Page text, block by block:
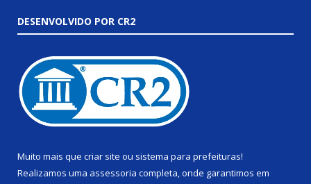
DESENVOLVIDO POR CR2
Muito mais que criar site ou sistema para prefeituras!
Realizamos uma assessoria completa, onde garantimos em